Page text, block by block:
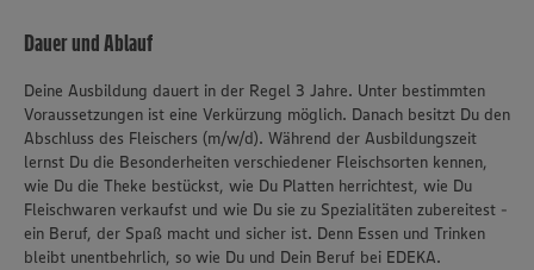
Dauer und Ablauf
Deine Ausbildung dauert in der Regel 3 Jahre. Unter bestimmten
Voraussetzungen ist eine Verkürzung möglich. Danach besitzt Du den
Abschluss des Fleischers (m/w/d). Während der Ausbildungszeit
lernst Du die Besonderheiten verschiedener Fleischsorten kennen,
wie Du die Theke bestückst, wie Du Platten herrichtest, wie Du
Fleischwaren verkaufst und wie Du sie zu Spezialitäten zubereitest -
ein Beruf, der Spaß macht und sicher ist. Denn Essen und Trinken
bleibt unentbehrlich, so wie Du und Dein Beruf bei EDEKA.